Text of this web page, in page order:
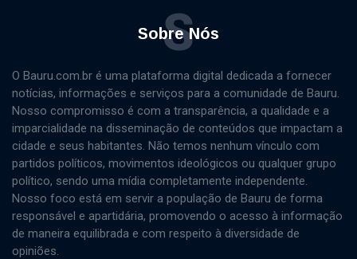
Sobre Nós
S
O Bauru.com.br é uma plataforma digital dedicada a fornecer
notícias, informações e serviços para a comunidade de Bauru.
Nosso compromisso é com a transparência, a qualidade e a
imparcialidade na disseminação de conteúdos que impactam a
cidade e seus habitantes. Não temos nenhum vínculo com
partidos políticos, movimentos ideológicos ou qualquer grupo
político, sendo uma mídia completamente independente.
Nosso foco está em servir a população de Bauru de forma
responsável e apartidária, promovendo o acesso à informação
de maneira equilibrada e com respeito à diversidade de
opiniões.